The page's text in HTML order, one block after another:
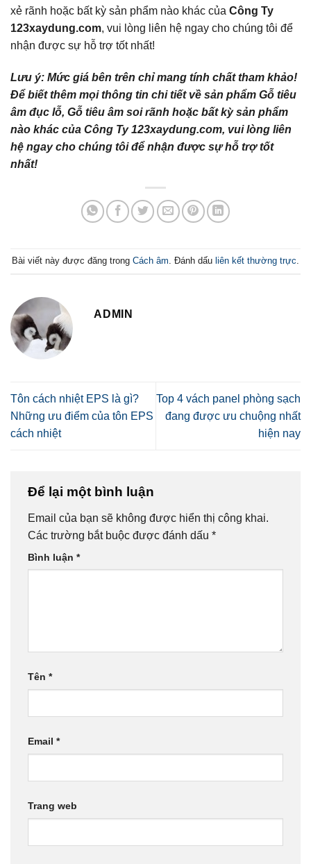
xẻ rãnh hoặc bất kỳ sản phẩm nào khác của Công Ty
123xaydung.com, vui lòng liên hệ ngay cho chúng tôi để
nhận được sự hỗ trợ tốt nhất!
Lưu ý: Mức giá bên trên chỉ mang tính chất tham khảo!
Để biết thêm mọi thông tin chi tiết về sản phẩm Gỗ tiêu
âm đục lỗ, Gỗ tiêu âm soi rãnh hoặc bất kỳ sản phẩm
nào khác của Công Ty 123xaydung.com, vui lòng liên
hệ ngay cho chúng tôi để nhận được sự hỗ trợ tốt
nhất!
Bài viết này được đăng trong Cách âm . Đánh dấu liên kết thường trực
ADMIN
Tôn cách nhiệt EPS là gì?
Những ưu điểm của tôn EPS
cách nhiệt
Top 4 vách panel phòng sạch
đang được ưu chuộng nhất
hiện nay
Để lại một bình luận
Email của bạn sẽ không được hiển thị công khai.
Các trường bắt buộc được đánh dấu *
Bình luận *
Tên *
Email *
Trang web